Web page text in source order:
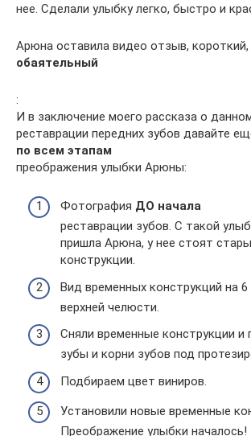
нее. Сделали улыбку легко, быстро и
Арюна оставила видео отзыв, короткий,
обаятельный
:
И в заключение моего рассказа о
реставрации передних зубов давайте
по всем этапам
преображения улыбки Арюны:
Фотография ДО начала
реставрации зубов. С такой
пришла Арюна, у нее стоят
конструкции.
Вид временных конструкций на 6
верхней челюсти.
Сняли временные конструкции и
зубы и корни зубов под
Подбираем цвет виниров.
Установили новые временные
Преображение улыбки началось!